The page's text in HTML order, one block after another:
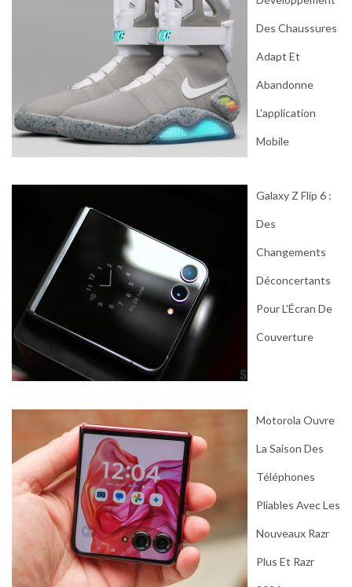
Des Chaussures
Adapt Et
Abandonne
L’application
Mobile
Galaxy Z Flip 6 :
Des
Changements
Déconcertants
Pour L’Écran De
Couverture
Motorola Ouvre
La Saison Des
Téléphones
Pliables Avec Les
Nouveaux Razr
Plus Et Razr